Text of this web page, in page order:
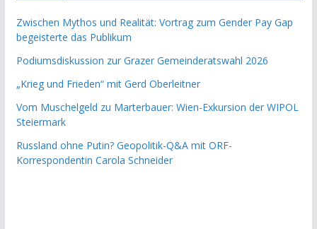
Zwischen Mythos und Realität: Vortrag zum Gender Pay Gap
begeisterte das Publikum
Podiumsdiskussion zur Grazer Gemeinderatswahl 2026
„Krieg und Frieden“ mit Gerd Oberleitner
Vom Muschelgeld zu Marterbauer: Wien-Exkursion der WIPOL
Steiermark
Russland ohne Putin? Geopolitik-Q&A mit ORF-
Korrespondentin Carola Schneider